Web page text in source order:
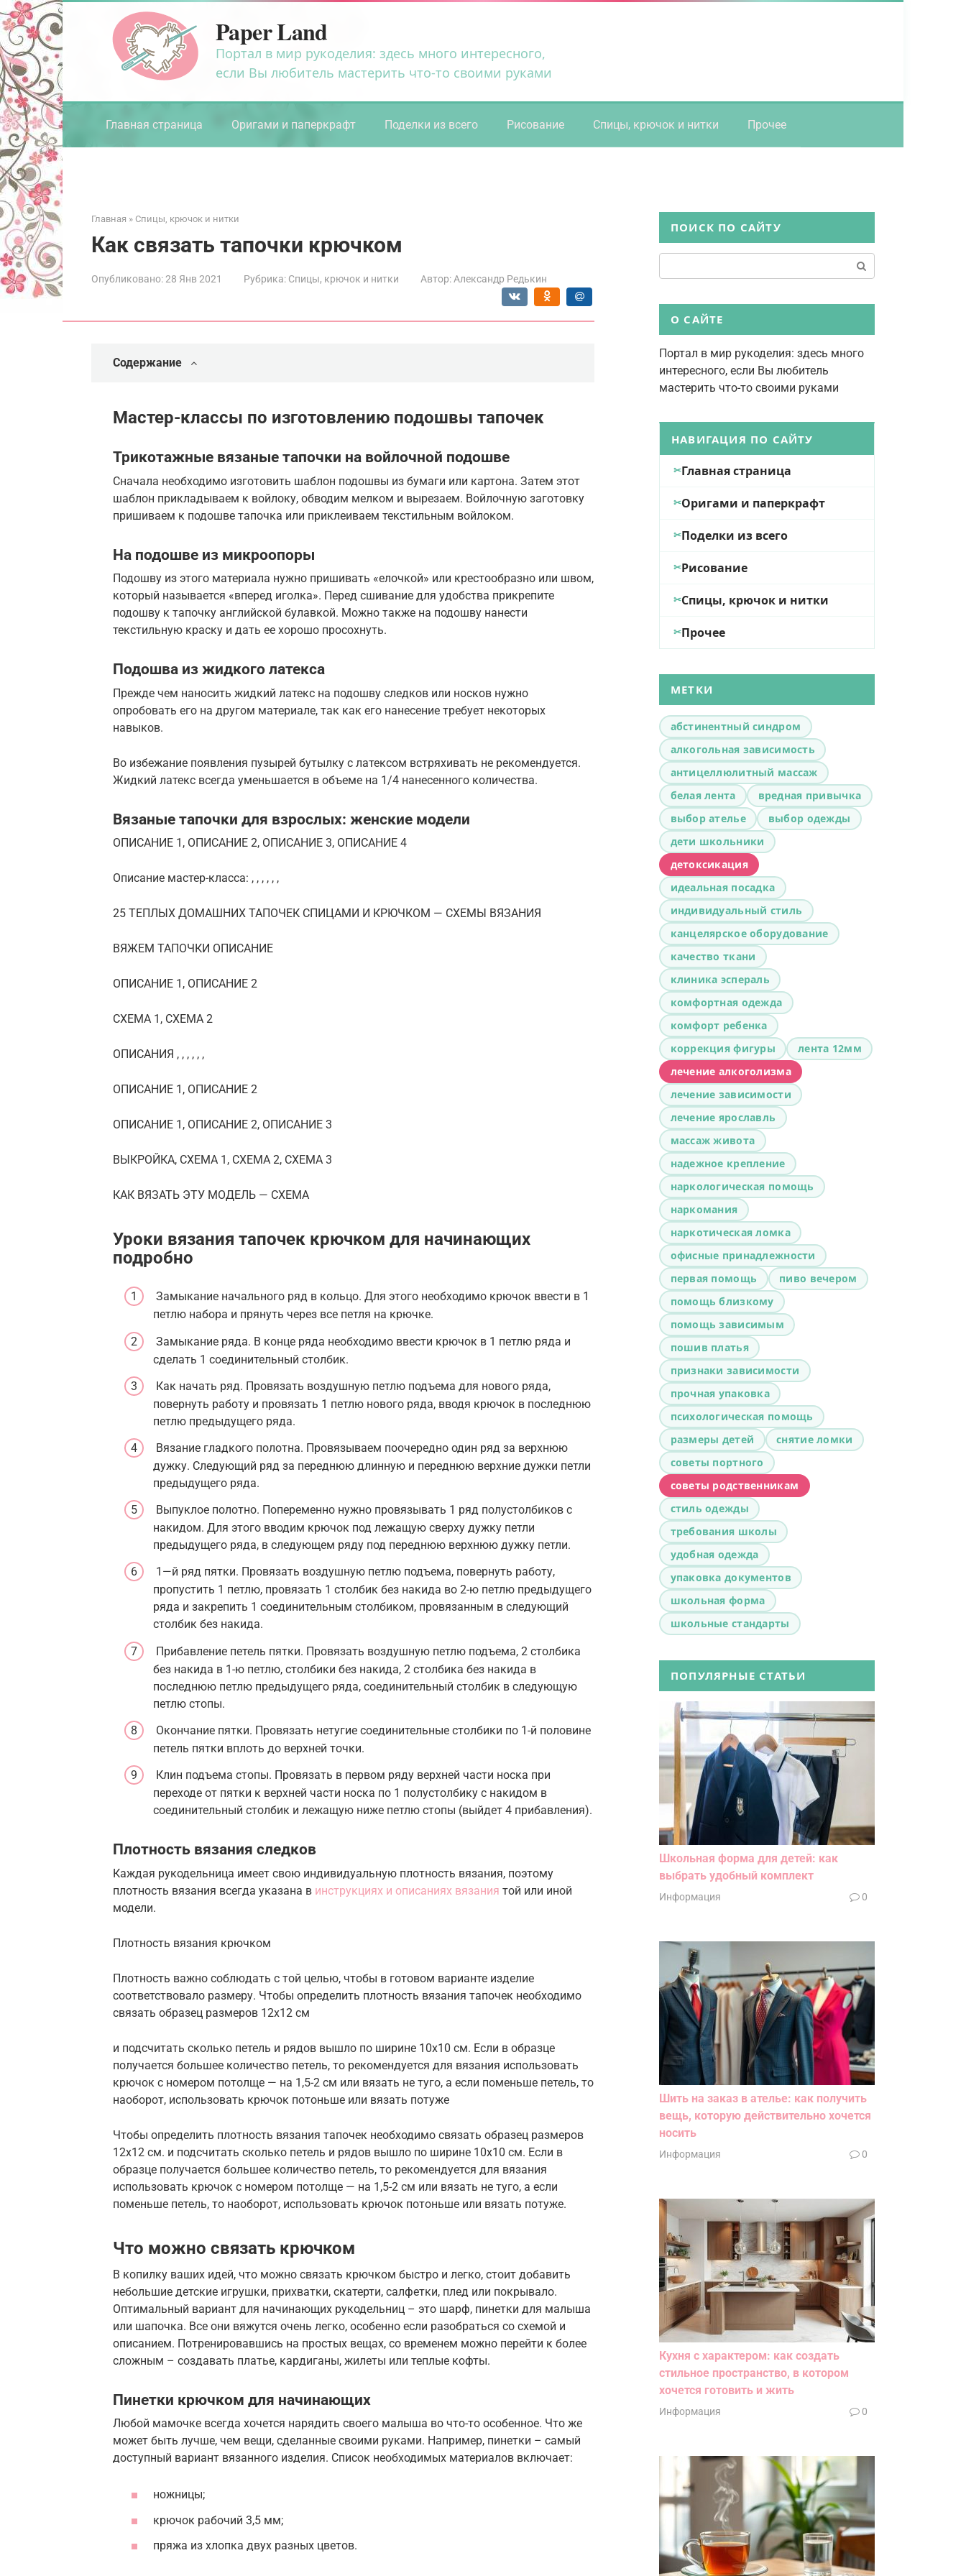
Перейти
к
контенту
Paper Land
Портал в мир рукоделия: здесь много интересного,
если Вы любитель мастерить что-то своими руками
Главная страница Оригами и паперкрафт Поделки из всего Рисование Спицы, крючок и нитки Прочее
Главная » Спицы, крючок и нитки
Как связать тапочки крючком
Опубликовано:28 Янв 2021 Рубрика: Спицы, крючок и нитки Автор: Александр Редькин
Содержание
Мастер-классы по изготовлению подошвы тапочек
Трикотажные вязаные тапочки на войлочной подошве
Сначала необходимо изготовить шаблон подошвы из бумаги или картона. Затем этот
шаблон прикладываем к войлоку, обводим мелком и вырезаем. Войлочную заготовку
пришиваем к подошве тапочка или приклеиваем текстильным войлоком.
На подошве из микроопоры
Подошву из этого материала нужно пришивать «елочкой» или крестообразно или швом,
который называется «вперед иголка». Перед сшивание для удобства прикрепите
подошву к тапочку английской булавкой. Можно также на подошву нанести
текстильную краску и дать ее хорошо просохнуть.
Подошва из жидкого латекса
Прежде чем наносить жидкий латекс на подошву следков или носков нужно
опробовать его на другом материале, так как его нанесение требует некоторых
навыков.
Во избежание появления пузырей бутылку с латексом встряхивать не рекомендуется.
Жидкий латекс всегда уменьшается в объеме на 1/4 нанесенного количества.
Вязаные тапочки для взрослых: женские модели
ОПИСАНИЕ 1, ОПИСАНИЕ 2, ОПИСАНИЕ 3, ОПИСАНИЕ 4
Описание мастер-класса: , , , , , ,
25 ТЕПЛЫХ ДОМАШНИХ ТАПОЧЕК СПИЦАМИ И КРЮЧКОМ — СХЕМЫ ВЯЗАНИЯ
ВЯЖЕМ ТАПОЧКИ ОПИСАНИЕ
ОПИСАНИЕ 1, ОПИСАНИЕ 2
СХЕМА 1, СХЕМА 2
ОПИСАНИЯ , , , , , ,
ОПИСАНИЕ 1, ОПИСАНИЕ 2
ОПИСАНИЕ 1, ОПИСАНИЕ 2, ОПИСАНИЕ 3
ВЫКРОЙКА, СХЕМА 1, СХЕМА 2, СХЕМА 3
КАК ВЯЗАТЬ ЭТУ МОДЕЛЬ — СХЕМА
Уроки вязания тапочек крючком для начинающих
подробно
Замыкание начального ряд в кольцо. Для этого необходимо крючок ввести в 1
петлю набора и прянуть через все петля на крючке.
Замыкание ряда. В конце ряда необходимо ввести крючок в 1 петлю ряда и
сделать 1 соединительный столбик.
Как начать ряд. Провязать воздушную петлю подъема для нового ряда,
повернуть работу и провязать 1 петлю нового ряда, вводя крючок в последнюю
петлю предыдущего ряда.
Вязание гладкого полотна. Провязываем поочередно один ряд за верхнюю
дужку. Следующий ряд за переднюю длинную и переднюю верхние дужки петли
предыдущего ряда.
Выпуклое полотно. Попеременно нужно провязывать 1 ряд полустолбиков с
накидом. Для этого вводим крючок под лежащую сверху дужку петли
предыдущего ряда, в следующем ряду под переднюю верхнюю дужку петли.
1—й ряд пятки. Провязать воздушную петлю подъема, повернуть работу,
пропустить 1 петлю, провязать 1 столбик без накида во 2-ю петлю предыдущего
ряда и закрепить 1 соединительным столбиком, провязанным в следующий
столбик без накида.
Прибавление петель пятки. Провязать воздушную петлю подъема, 2 столбика
без накида в 1-ю петлю, столбики без накида, 2 столбика без накида в
последнюю петлю предыдущего ряда, соединительный столбик в следующую
петлю стопы.
Окончание пятки. Провязать нетугие соединительные столбики по 1-й половине
петель пятки вплоть до верхней точки.
Клин подъема стопы. Провязать в первом ряду верхней части носка при
переходе от пятки к верхней части носка по 1 полустолбику с накидом в
соединительный столбик и лежащую ниже петлю стопы (выйдет 4 прибавления).
Плотность вязания следков
Каждая рукодельница имеет свою индивидуальную плотность вязания, поэтому
плотность вязания всегда указана в инструкциях и описаниях вязания той или иной
модели.
Плотность вязания крючком
Плотность важно соблюдать с той целью, чтобы в готовом варианте изделие
соответствовало размеру. Чтобы определить плотность вязания тапочек необходимо
связать образец размеров 12х12 см
и подсчитать сколько петель и рядов вышло по ширине 10х10 см. Если в образце
получается большее количество петель, то рекомендуется для вязания использовать
крючок с номером потолще — на 1,5-2 см или вязать не туго, а если поменьше петель, то
наоборот, использовать крючок потоньше или вязать потуже
Чтобы определить плотность вязания тапочек необходимо связать образец размеров
12х12 см. и подсчитать сколько петель и рядов вышло по ширине 10х10 см. Если в
образце получается большее количество петель, то рекомендуется для вязания
использовать крючок с номером потолще — на 1,5-2 см или вязать не туго, а если
поменьше петель, то наоборот, использовать крючок потоньше или вязать потуже.
Что можно связать крючком
В копилку ваших идей, что можно связать крючком быстро и легко, стоит добавить
небольшие детские игрушки, прихватки, скатерти, салфетки, плед или покрывало.
Оптимальный вариант для начинающих рукодельниц – это шарф, пинетки для малыша
или шапочка. Все они вяжутся очень легко, особенно если разобраться со схемой и
описанием. Потренировавшись на простых вещах, со временем можно перейти к более
сложным – создавать платье, кардиганы, жилеты или теплые кофты.
Пинетки крючком для начинающих
Любой мамочке всегда хочется нарядить своего малыша во что-то особенное. Что же
может быть лучше, чем вещи, сделанные своими руками. Например, пинетки – самый
доступный вариант вязанного изделия. Список необходимых материалов включает:
ножницы;
крючок рабочий 3,5 мм;
пряжа из хлопка двух разных цветов.
ПОИСК ПО САЙТУ
О САЙТЕ
Портал в мир рукоделия: здесь много
интересного, если Вы любитель
мастерить что-то своими руками
НАВИГАЦИЯ ПО САЙТУ
Главная страница
Оригами и паперкрафт
Поделки из всего
Рисование
Спицы, крючок и нитки
Прочее
МЕТКИ
абстинентный синдром
алкогольная зависимость
антицеллюлитный массаж
белая лента
вредная привычка
выбор ателье
выбор одежды
дети школьники
детоксикация
идеальная посадка
индивидуальный стиль
канцелярское оборудование
качество ткани
клиника эспераль
комфортная одежда
комфорт ребенка
коррекция фигуры
лента 12мм
лечение алкоголизма
лечение зависимости
лечение ярославль
массаж живота
надежное крепление
наркологическая помощь
наркомания
наркотическая ломка
офисные принадлежности
первая помощь
пиво вечером
помощь близкому
помощь зависимым
пошив платья
признаки зависимости
прочная упаковка
психологическая помощь
размеры детей
снятие ломки
советы портного
советы родственникам
стиль одежды
требования школы
удобная одежда
упаковка документов
школьная форма
школьные стандарты
ПОПУЛЯРНЫЕ СТАТЬИ
Школьная форма для детей: как
выбрать удобный комплект
Информация 0
Шить на заказ в ателье: как получить
вещь, которую действительно хочется
носить
Информация 0
Кухня с характером: как создать
стильное пространство, в котором
хочется готовить и жить
Информация 0